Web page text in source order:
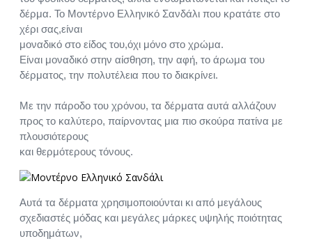
δέρμα. Το Μοντέρνο Ελληνικό Σανδάλι που κρατάτε στο
χέρι σας,είναι
μοναδικό στο είδος του,όχι μόνο στο χρώμα.
Είναι μοναδικό στην αίσθηση, την αφή, το άρωμα του
δέρματος, την πολυτέλεια που το διακρίνει.
Με την πάροδο του χρόνου, τα δέρματα αυτά αλλάζουν
προς το καλύτερο, παίρνοντας μια πιο σκούρα πατίνα με
πλουσιότερους
και θερμότερους τόνους.
Αυτά τα δέρματα χρησιμοποιούνται κι από μεγάλους
σχεδιαστές μόδας και μεγάλες μάρκες υψηλής ποιότητας
υποδημάτων,